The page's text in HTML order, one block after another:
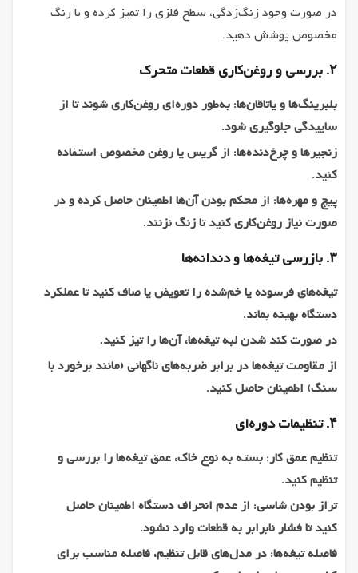
در صورت وجود زنگ‌زدگی، سطح فلزی را تمیز کرده و با رنگ
مخصوص پوشش دهید.
۲. بررسی و روغن‌کاری قطعات متحرک
بلبرینگ‌ها و یاتاقان‌ها: به‌طور دوره‌ای روغن‌کاری شوند تا از
ساییدگی جلوگیری شود.
زنجیرها و چرخ‌دنده‌ها: از گریس یا روغن مخصوص استفاده
کنید.
پیچ و مهره‌ها: از محکم بودن آن‌ها اطمینان حاصل کرده و در
صورت نیاز روغن‌کاری کنید تا زنگ نزنند.
۳. بازرسی تیغه‌ها و دندانه‌ها
تیغه‌های فرسوده یا خم‌شده را تعویض یا صاف کنید تا عملکرد
دستگاه بهینه بماند.
در صورت کند شدن لبه تیغه‌ها، آن‌ها را تیز کنید.
از مقاومت تیغه‌ها در برابر ضربه‌های ناگهانی (مانند برخورد با
سنگ) اطمینان حاصل کنید.
۴. تنظیمات دوره‌ای
تنظیم عمق کار: بسته به نوع خاک، عمق تیغه‌ها را بررسی و
تنظیم کنید.
تراز بودن شاسی: از عدم انحراف دستگاه اطمینان حاصل
کنید تا فشار نابرابر به قطعات وارد نشود.
فاصله تیغه‌ها: در مدل‌های قابل تنظیم، فاصله مناسب برای